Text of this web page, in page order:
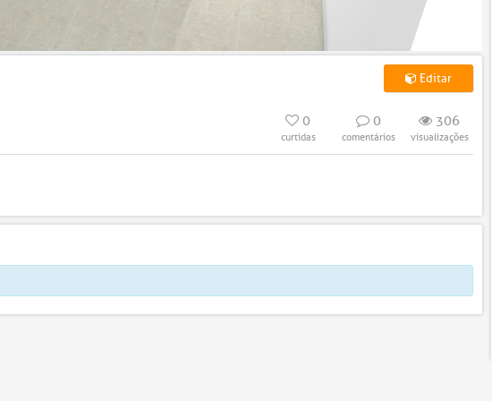
Editar
0
curtidas
0
comentários
306
visualizações